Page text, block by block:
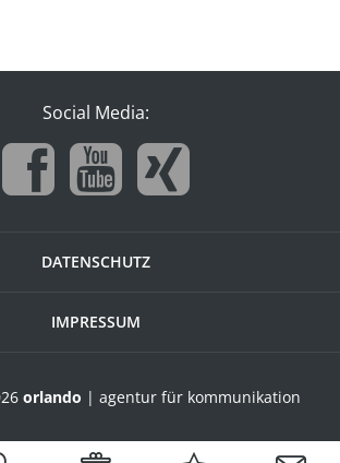
Social Media:
DATENSCHUTZ
IMPRESSUM
orlando | agentur für kommunikation